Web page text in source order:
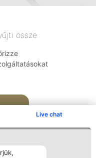
Live chat
össze